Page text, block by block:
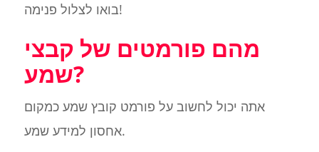
בואו לצלול פנימה!
מהם פורמטים של קבצי
שמע?
אתה יכול לחשוב על פורמט קובץ שמע כמקום
אחסון למידע שמע.